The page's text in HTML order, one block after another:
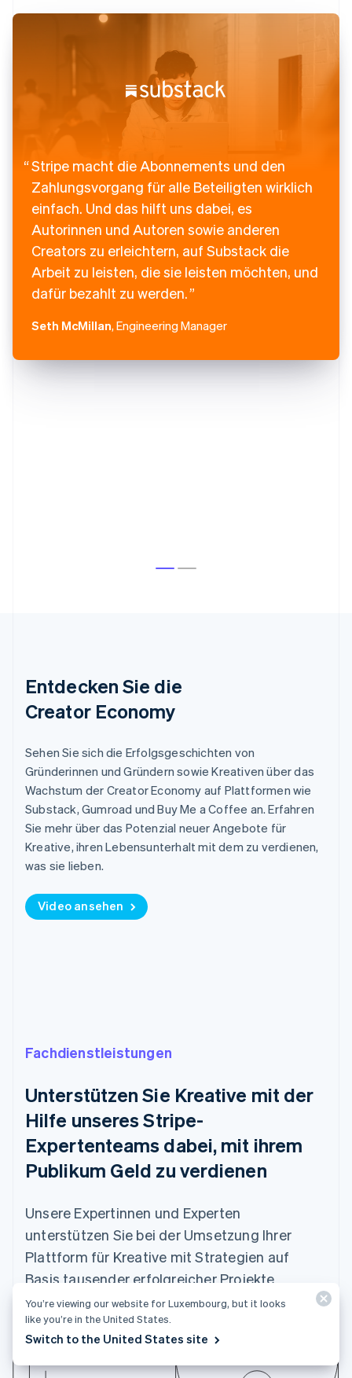
Stripe macht die Abonnements und den
Zahlungsvorgang für alle Beteiligten wirklich
einfach. Und das hilft uns dabei, es
Autorinnen und Autoren sowie anderen
Creators zu erleichtern, auf Substack die
Arbeit zu leisten, die sie leisten möchten, und
dafür bezahlt zu werden.
Seth McMillan, Engineering Manager
Entdecken Sie die
Creator Economy
Sehen Sie sich die Erfolgsgeschichten von
Gründerinnen und Gründern sowie Kreativen über das
Wachstum der Creator Economy auf Plattformen wie
Substack, Gumroad und Buy Me a Coffee an. Erfahren
Sie mehr über das Potenzial neuer Angebote für
Kreative, ihren Lebensunterhalt mit dem zu verdienen,
was sie lieben.
Video ansehen
Fachdienstleistungen
Unterstützen Sie Kreative mit der
Hilfe unseres Stripe-
Expertenteams dabei, mit ihrem
Publikum Geld zu verdienen
Unsere Expertinnen und Experten
unterstützen Sie bei der Umsetzung Ihrer
Plattform für Kreative mit Strategien auf
Basis tausender erfolgreicher Projekte
Mehr erfahren
NederlandsFrançais DeutschEnglish
Brasilien
Português English
English
Dänemark
Deutschland
DeutschEnglish
Estland
English
Festlandchina
Finnland
EnglishSvenska
Frankreich
Irland
Italien
ItalianoEnglish
Japan
Kanada
EnglishFrançais
Kroatien
Lettland
English
Liechtenstein
DeutschEnglish
Litauen
Luxemburg
Français DeutschEnglish
Malaysia
Malta
You’re viewing our website for Luxembourg, but it looks
like you’re in the United States.
Switch to the United States site